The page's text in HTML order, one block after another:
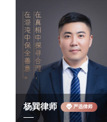
共规定有三十五个
以下三类犯罪：
一、滥用职权型渎职
包括滥用职权罪，
员罪，违法发放林
杨巽律师 严选律师